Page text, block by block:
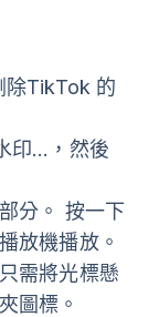
除TikTok 的
印… ，然後
部分。 按一下
放機播放。
需將光標懸
圖標。